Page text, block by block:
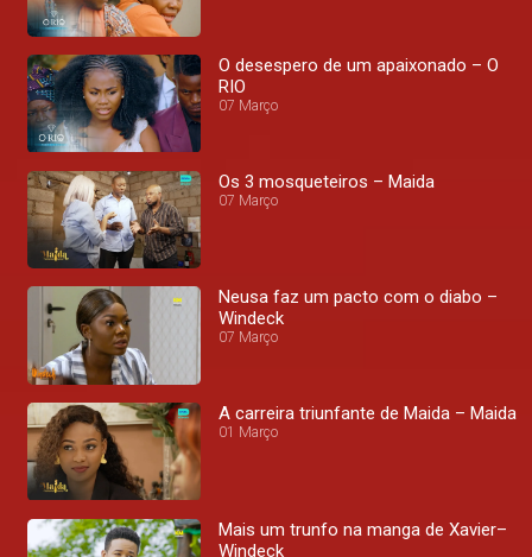
O desespero de um apaixonado – O
RIO
07 Março
Os 3 mosqueteiros – Maida
07 Março
Neusa faz um pacto com o diabo –
Windeck
07 Março
A carreira triunfante de Maida – Maida
01 Março
Mais um trunfo na manga de Xavier–
Windeck